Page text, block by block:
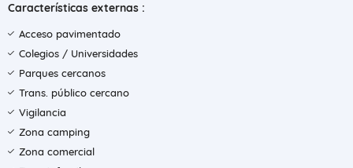
Características externas :
Acceso pavimentado
Colegios / Universidades
Parques cercanos
Trans. público cercano
Vigilancia
Zona camping
Zona comercial